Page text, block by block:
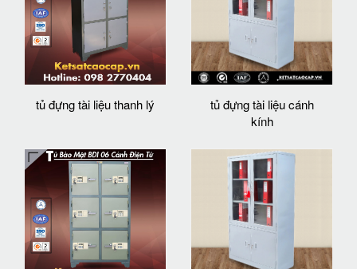
tủ đựng tài liệu thanh lý
tủ đựng tài liệu cánh
kính